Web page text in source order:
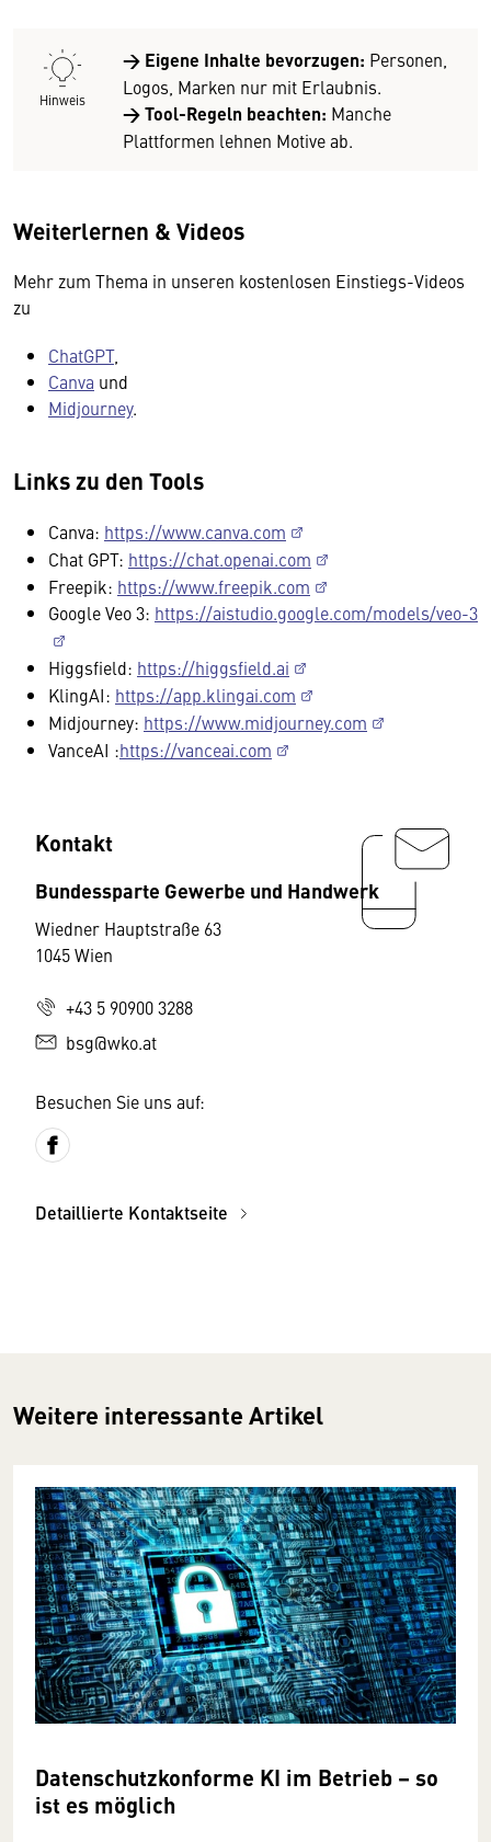
Hinweis
→ Eigene Inhalte bevorzugen: Personen,
Logos, Marken nur mit Erlaubnis.
→Tool-Regeln beachten: Manche
Plattformen lehnen Motive ab.
Weiterlernen & Videos
Mehr zum Thema in unseren kostenlosen Einstiegs-Videos
zu
ChatGPT,
Canva und
Midjourney.
Links zu den Tools
Canva: https://www.canva.com
Chat GPT: https://chat.openai.com
Freepik: https://www.freepik.com
Google Veo 3: https://aistudio.google.com/models/veo-3
Higgsfield: https://higgsfield.ai
KlingAI: https://app.klingai.com
Midjourney: https://www.midjourney.com
VanceAI :https://vanceai.com
Kontakt
Bundessparte Gewerbe und Handwerk
Wiedner Hauptstraße 63
1045 Wien
+43 5 90900 3288
bsg@wko.at
Besuchen Sie uns auf:
Detaillierte Kontaktseite
Weitere interessante Artikel
Datenschutzkonforme KI im Betrieb – so
ist es möglich